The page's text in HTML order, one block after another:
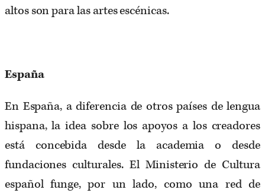
altos son para las artes escénicas.
España
En España, a diferencia de otros países de lengua
hispana, la idea sobre los apoyos a los creadores
está concebida desde la academia o desde
fundaciones culturales. El Ministerio de Cultura
español funge, por un lado, como una red de